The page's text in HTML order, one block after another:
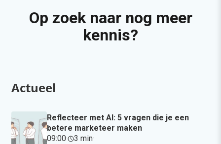
Op zoek naar nog meer
kennis?
Actueel
Reflecteer met AI: 5 vragen die je een
betere marketeer maken
09:00· 3 min·